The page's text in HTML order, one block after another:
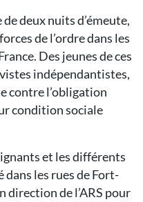
deux nuits d’émeute,
de l’ordre dans les
Des jeunes de ces
indépendantistes,
contre l’obligation
condition sociale
et les différents
les rues de Fort-
direction de l’ARS pour